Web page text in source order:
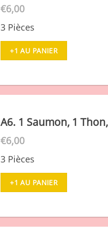
€6,00
3 Pièces
+1 AU PANIER
A6. 1 Saumon, 1
€6,00
3 Pièces
+1 AU PANIER